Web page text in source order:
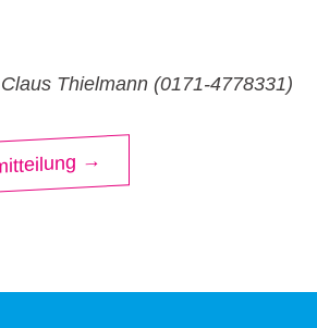
Thielmann (0171-4778331)
→